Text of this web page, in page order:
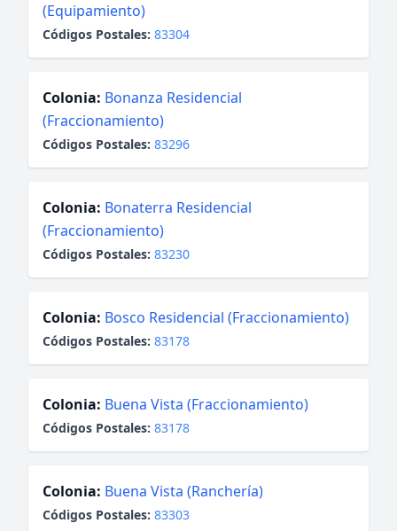
(Equipamiento)
Códigos Postales: 83304
Colonia: Bonanza Residencial
(Fraccionamiento)
Códigos Postales: 83296
Colonia: Bonaterra Residencial
(Fraccionamiento)
Códigos Postales: 83230
Colonia: Bosco Residencial (Fraccionamiento)
Códigos Postales: 83178
Colonia: Buena Vista (Fraccionamiento)
Códigos Postales: 83178
Colonia: Buena Vista (Ranchería)
Códigos Postales: 83303